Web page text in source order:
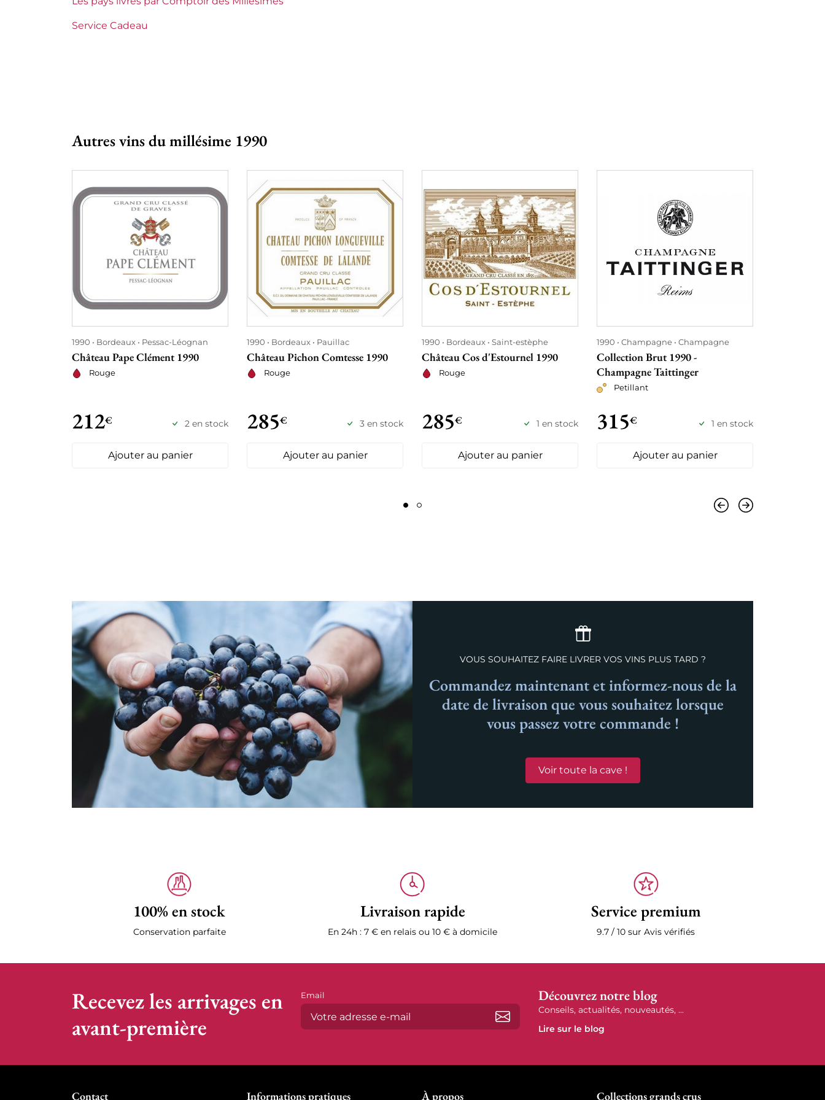
Service Cadeau
Autres vins du millésime 1990
1990 Bordeaux Pessac-Léognan
Château Pape Clément 1990
Rouge
212€ 2 en stock
Ajouter au panier
1990 Bordeaux Pauillac
Château Pichon Comtesse 1990
Rouge
285€ 3 en stock
Ajouter au panier
1990 Bordeaux Saint-estèphe
Château Cos d'Estournel 1990
Rouge
285€ 1 en stock
Ajouter au panier
1990 Champagne Champagne
Collection Brut 1990 -
Champagne Taittinger
Petillant
315€ 1 en stock
Ajouter au panier
VOUS SOUHAITEZ FAIRE LIVRER VOS VINS PLUS TARD ?
Commandez maintenant et informez-nous de la
date de livraison que vous souhaitez lorsque
vous passez votre commande !
Voir toute la cave !
100% en stock
Conservation parfaite
Livraison rapide
En 24h : 7 € en relais ou 10 € à domicile
Service premium
9.7 / 10 sur Avis vérifiés
Recevez les arrivages en
avant-première
Email
S’abonner
Découvrez notre blog
Conseils, actualités, nouveautés, ...
Lire sur le blog
Contact Informations pratiques À propos Collections grands crus